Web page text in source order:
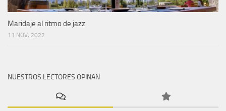
Maridaje al ritmo de jazz
11 NOV, 2022
NUESTROS LECTORES OPINAN